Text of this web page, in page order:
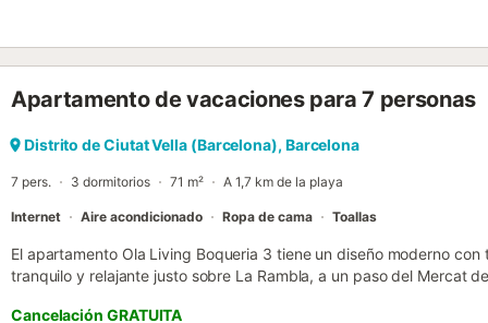
Rambla y del barrio de Sant Antoni. El apartamento está provisto
No se permiten fiestas ni despedidas de soltero/a. La Tasa
recoger su llave entre las 9.00 y las 20.00 de lunes a viernes (
228. El horario de apertura es de 09.00 a 20.00. Auto check in con
Apartamento de vacaciones para 7 personas
Distrito de Ciutat Vella (Barcelona), Barcelona
7 pers. 3 dormitorios 71 m² A 1,7 km de la playa
Internet Aire acondicionado Ropa de cama Toallas
El apartamento Ola Living Boqueria 3 tiene un diseño moderno
tranquilo y relajante justo sobre La Rambla, a un paso del Mercat
cocina totalmente equipada, aire acondicionado y un balcón con
Cancelación GRATUITA